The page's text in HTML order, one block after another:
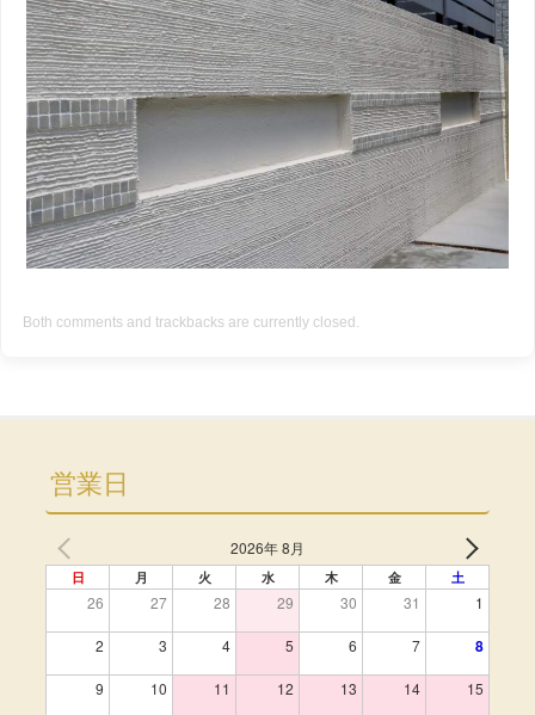
Both comments and trackbacks are currently closed.
営業日
2026年 8月
日 月 火 水 木 金 土
26 27 28 29 30 31 1
2 3 4 5 6 7 8
9 10 11 12 13 14 15